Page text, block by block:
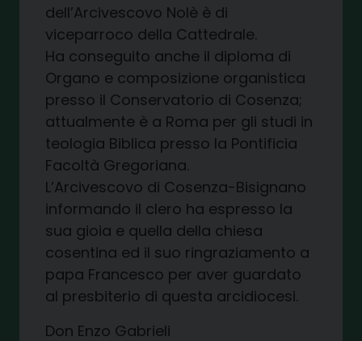
dell’Arcivescovo Nolè è di
viceparroco della Cattedrale.
Ha conseguito anche il diploma di
Organo e composizione organistica
presso il Conservatorio di Cosenza;
attualmente è a Roma per gli studi in
teologia Biblica presso la Pontificia
Facoltà Gregoriana.
L’Arcivescovo di Cosenza-Bisignano
informando il clero ha espresso la
sua gioia e quella della chiesa
cosentina ed il suo ringraziamento a
papa Francesco per aver guardato
al presbiterio di questa arcidiocesi.
Don Enzo Gabrieli